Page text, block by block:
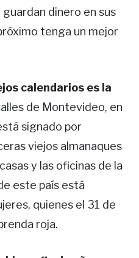
dinero en sus
tenga un mejor
calendarios es la
de Montevideo, en
signado por
viejos almanaques
y las oficinas de la
este país está
quienes el 31 de
roja.